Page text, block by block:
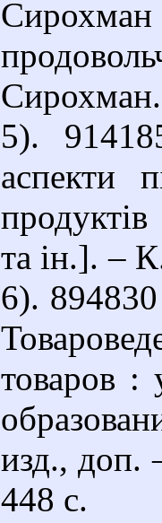
5).
аспекти
та ін.]. –
6).
товаров :
изд., доп.
448 с.